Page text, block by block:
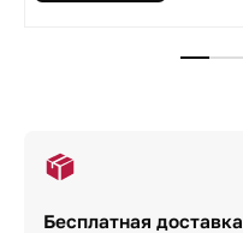
Бесплатная доставка